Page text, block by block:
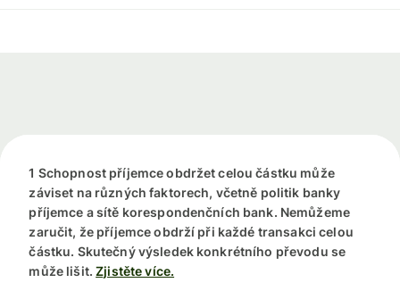
1 Schopnost příjemce obdržet celou částku může
záviset na různých faktorech, včetně politik banky
příjemce a sítě korespondenčních bank. Nemůžeme
zaručit, že příjemce obdrží při každé transakci celou
částku. Skutečný výsledek konkrétního převodu se
může lišit. Zjistěte více.